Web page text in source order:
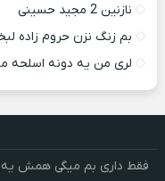
نازنین 2 مجید حسینی
بم زنگ نزن حروم زاده
لری من یه دونه اسلحه
فقط داری بم میگی همش یه